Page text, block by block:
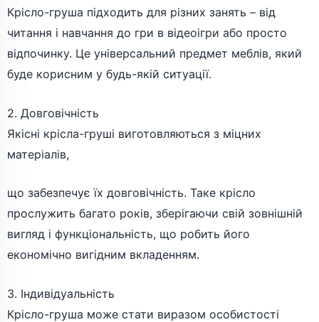
Крісло-груша підходить для різних занять – від
читання і навчання до гри в відеоігри або просто
відпочинку. Це універсальний предмет меблів, який
буде корисним у будь-якій ситуації.
2. Довговічність
Якісні крісла-груші виготовляються з міцних
матеріалів,
що забезпечує їх довговічність. Таке крісло
прослужить багато років, зберігаючи свій зовнішній
вигляд і функціональність, що робить його
економічно вигідним вкладенням.
3. Індивідуальність
Крісло-груша може стати виразом особистості